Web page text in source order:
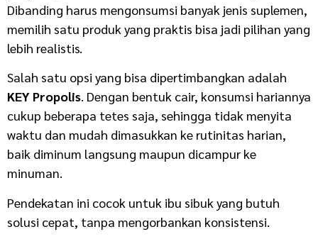
Dibanding harus mengonsumsi banyak jenis suplemen,
memilih satu produk yang praktis bisa jadi pilihan yang
lebih realistis.
Salah satu opsi yang bisa dipertimbangkan adalah
KEY Propolis. Dengan bentuk cair, konsumsi hariannya
cukup beberapa tetes saja, sehingga tidak menyita
waktu dan mudah dimasukkan ke rutinitas harian,
baik diminum langsung maupun dicampur ke
minuman.
Pendekatan ini cocok untuk ibu sibuk yang butuh
solusi cepat, tanpa mengorbankan konsistensi.